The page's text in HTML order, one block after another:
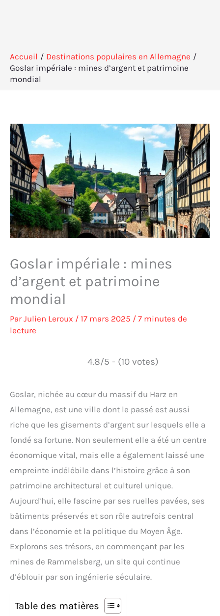
Accueil
Destinations populaires en Allemagne
Goslar impériale : mines d’argent et patrimoine
mondial
Goslar impériale : mines
d’argent et patrimoine
mondial
ParJulien Leroux / 17 mars 2025 / 7 minutes de
lecture
4.8/5 - (10 votes)
Goslar, nichée au cœur du massif du Harz en
Allemagne, est une ville dont le passé est aussi
riche que les gisements d’argent sur lesquels elle a
fondé sa fortune. Non seulement elle a été un centre
économique vital, mais elle a également laissé une
empreinte indélébile dans l’histoire grâce à son
patrimoine architectural et culturel unique.
Aujourd’hui, elle fascine par ses ruelles pavées, ses
bâtiments préservés et son rôle autrefois central
dans l’économie et la politique du Moyen Âge.
Explorons ses trésors, en commençant par les
mines de Rammelsberg, un site qui continue
d’éblouir par son ingénierie séculaire.
Table des matières